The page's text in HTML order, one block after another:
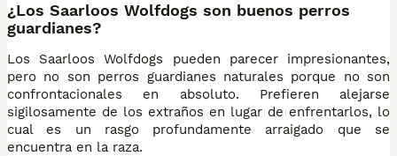
¿Los Saarloos Wolfdogs son buenos perros
guardianes?
Los Saarloos Wolfdogs pueden parecer impresionantes,
pero no son perros guardianes naturales porque no son
confrontacionales en absoluto. Prefieren alejarse
sigilosamente de los extraños en lugar de enfrentarlos, lo
cual es un rasgo profundamente arraigado que se
encuentra en la raza.